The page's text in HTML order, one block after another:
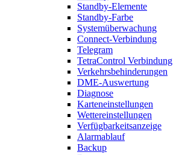
Standby-Elemente
Standby-Farbe
Systemüberwachung
Connect-Verbindung
Telegram
TetraControl Verbindung
Verkehrsbehinderungen
DME-Auswertung
Diagnose
Karteneinstellungen
Wettereinstellungen
Verfügbarkeitsanzeige
Alarmablauf
Backup